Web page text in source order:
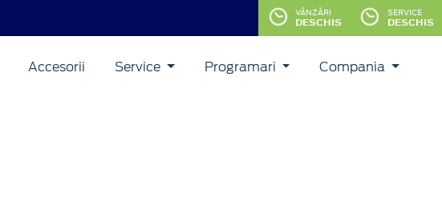
VÂNZĂRI
DESCHIS
SERVICE
DESCHIS
Accesorii Service Programari Compania